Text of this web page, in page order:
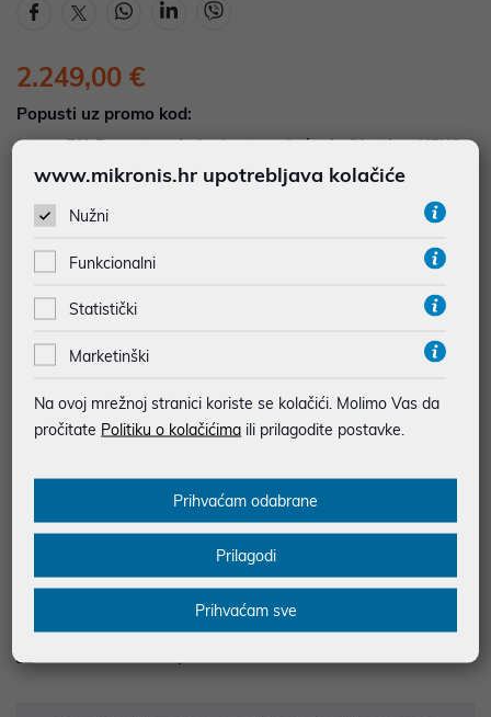
2.249,00 €
Popusti uz promo kod:
5%Popust za jednokratno plaćanje (Kartice, KEKS
pay, Virman, Gotovina, Crypto) uz promo kod
"POPUST" , popusti se međusobno ne zbrajaju
DOSTUPNOST NA UPIT
Pošaljite upit na
Dodaj u favorite
SIGURNA KUPOVINA
www.mikronis.hr upotrebljava kolačiće
Nužni
Funkcionalni
Statistički
Marketinški
Na ovoj mrežnoj stranici koriste se kolačići. Molimo Vas da
pročitate Politiku o kolačićima ili prilagodite postavke.
Prihvaćam odabrane
Prilagodi
Prihvaćam sve